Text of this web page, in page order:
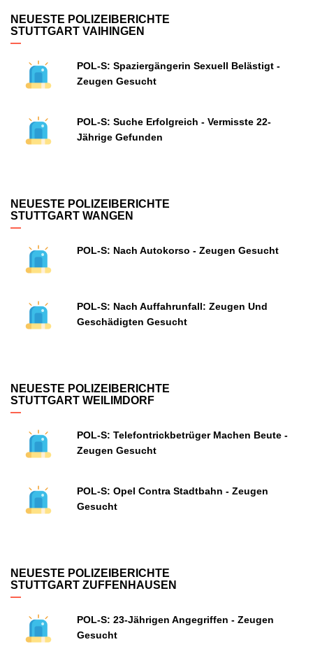
NEUESTE POLIZEIBERICHTE
STUTTGART VAIHINGEN
POL-S: Spaziergängerin Sexuell Belästigt -
Zeugen Gesucht
POL-S: Suche Erfolgreich - Vermisste 22-
Jährige Gefunden
NEUESTE POLIZEIBERICHTE
STUTTGART WANGEN
POL-S: Nach Autokorso - Zeugen Gesucht
POL-S: Nach Auffahrunfall: Zeugen Und
Geschädigten Gesucht
NEUESTE POLIZEIBERICHTE
STUTTGART WEILIMDORF
POL-S: Telefontrickbetrüger Machen Beute -
Zeugen Gesucht
POL-S: Opel Contra Stadtbahn - Zeugen
Gesucht
NEUESTE POLIZEIBERICHTE
STUTTGART ZUFFENHAUSEN
POL-S: 23-Jährigen Angegriffen - Zeugen
Gesucht